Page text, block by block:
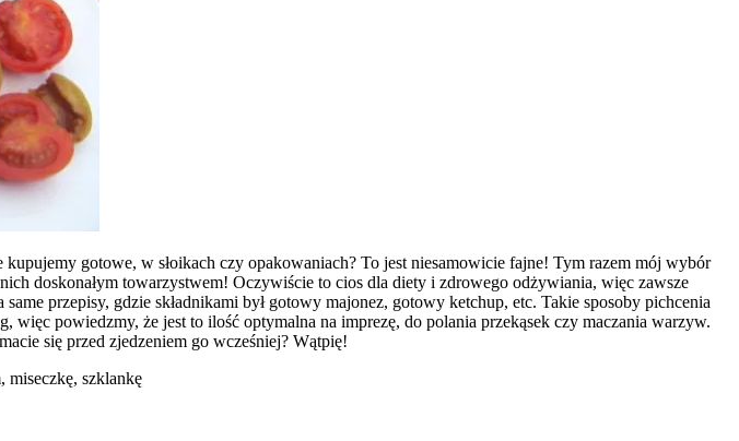
gotowe, w słoikach czy opakowaniach? To jest niesamowicie fajne! Tym razem mój wybór
doskonałym towarzystwem! Oczywiście to cios dla diety i zdrowego odżywiania, więc zawsze
przepisy, gdzie składnikami był gotowy majonez, gotowy ketchup, etc. Takie sposoby pichcenia
powiedzmy, że jest to ilość optymalna na imprezę, do polania przekąsek czy maczania warzyw.
się przed zjedzeniem go wcześniej? Wątpię!
miseczkę, szklankę